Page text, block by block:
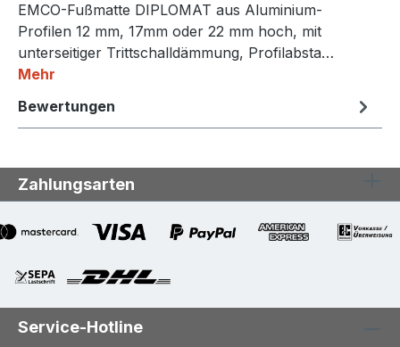
EMCO-Fußmatte DIPLOMAT aus Aluminium-
Profilen 12 mm, 17mm oder 22 mm hoch, mit
unterseitiger Trittschalldämmung, Profilabsta…
Mehr
Bewertungen
Zahlungsarten
Service-Hotline